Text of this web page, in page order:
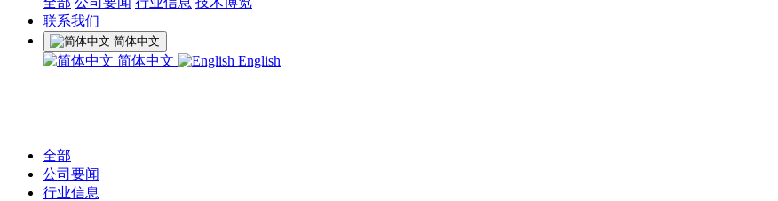
联系我们
简体中文
简体中文 English
全部
公司要闻
行业信息